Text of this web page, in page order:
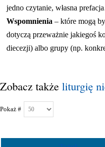
jedno czytanie, własna
Wspomnienia – które mogą
dotyczą przeważnie jakiegoś
diecezji) albo grupy (np.
Zobacz także liturgię
Pokaż #